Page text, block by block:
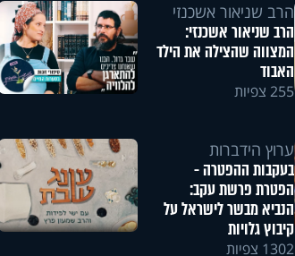
הרב שניאור אשכנזי
הרב שניאור אשכנזי:
המצווה שהצילה את הילד
האבוד
255 צפיות
ערוץ הידברות
בעקבות ההפטרה -
הפטרת פרשת עקב:
הנביא מבשר לישראל על
קיבוץ גלויות
1302 צפיות